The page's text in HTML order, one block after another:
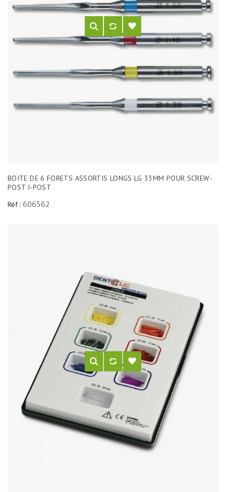
BOITE DE 6 FORETS ASSORTIS LONGS LG 33MM POUR SCREW-
POST I-POST
Réf : 606562